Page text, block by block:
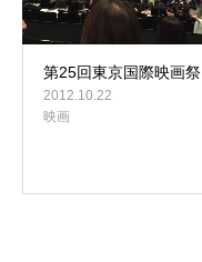
第25回東京国際映画祭
2012.10.22
映画